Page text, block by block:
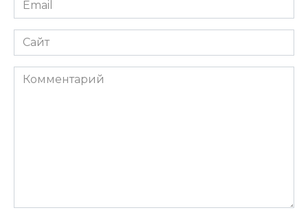
*
Сайт
Комментарий